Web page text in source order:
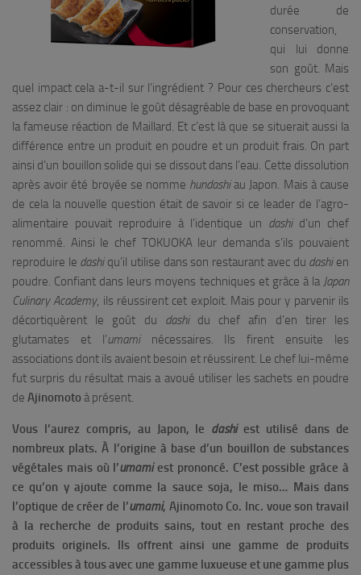
durée de
conservation,
qui lui donne
son goût. Mais
quel impact cela a-t-il sur l’ingrédient ? Pour ces chercheurs c’est
assez clair : on diminue le goût désagréable de base en provoquant
la fameuse réaction de Maillard. Et c’est là que se situerait aussi la
différence entre un produit en poudre et un produit frais. On part
ainsi d’un bouillon solide qui se dissout dans l’eau. Cette dissolution
après avoir été broyée se nomme hundashiau Japon. Mais à cause
de cela la nouvelle question était de savoir si ce leader de l’agro-
alimentaire pouvait reproduire à l’identique un dashid’un chef
renommé. Ainsi le chef TOKUOKA leur demanda s’ils pouvaient
reproduire le dashiqu’il utilise dans son restaurant avec du dashien
poudre. Confiant dans leurs moyens techniques et grâce à la Japan
Culinary Academy, ils réussirent cet exploit. Mais pour y parvenir ils
décortiquèrent le goût du dashidu chef afin d’en tirer les
glutamates et l’umaminécessaires. Ils firent ensuite les
associations dont ils avaient besoin et réussirent. Le chef lui-même
fut surpris du résultat mais a avoué utiliser les sachets en poudre
de Ajinomoto à présent.
Vous l’aurez compris, au Japon, le dashiest utilisé dans de
nombreux plats. À l’origine à base d’un bouillon de substances
végétales mais où l’umamiest prononcé. C’est possible grâce à
ce qu’on y ajoute comme la sauce soja, le miso… Mais dans
l’optique de créer de l’umami, Ajinomoto Co. Inc. voue son travail
à la recherche de produits sains, tout en restant proche des
produits originels. Ils offrent ainsi une gamme de produits
accessibles à tous avec une gamme luxueuse et une gamme plus